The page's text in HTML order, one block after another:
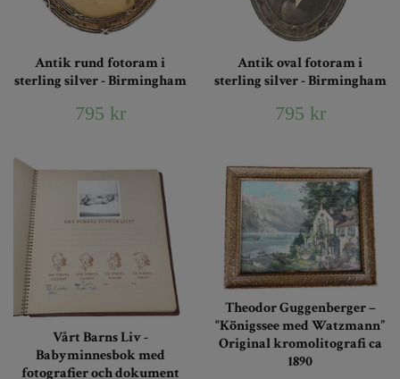
Antik rund fotoram i
sterling silver - Birmingham
795 kr
Antik oval fotoram i
sterling silver - Birmingham
795 kr
Vårt Barns Liv -
Babyminnesbok med
fotografier och dokument
Theodor Guggenberger –
“Königssee med Watzmann”
Original kromolitografi ca
1890